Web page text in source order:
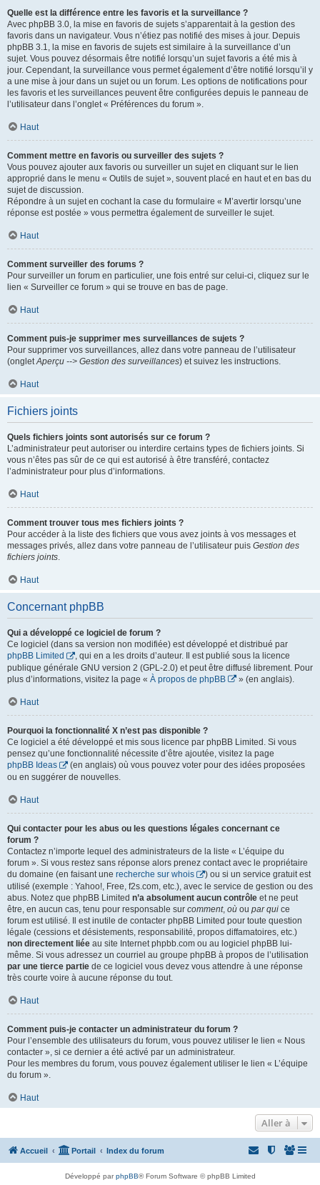
Quelle est la différence entre les favoris et la surveillance ?
Avec phpBB 3.0, la mise en favoris de sujets s’apparentait à la gestion des
favoris dans un navigateur. Vous n’étiez pas notifié des mises à jour. Depuis
phpBB 3.1, la mise en favoris de sujets est similaire à la surveillance d’un
sujet. Vous pouvez désormais être notifié lorsqu’un sujet favoris a été mis à
jour. Cependant, la surveillance vous permet également d’être notifié lorsqu’il y
a une mise à jour dans un sujet ou un forum. Les options de notifications pour
les favoris et les surveillances peuvent être configurées depuis le panneau de
l’utilisateur dans l’onglet « Préférences du forum ».
Haut
Comment mettre en favoris ou surveiller des sujets ?
Vous pouvez ajouter aux favoris ou surveiller un sujet en cliquant sur le lien
approprié dans le menu « Outils de sujet », souvent placé en haut et en bas du
sujet de discussion.
Répondre à un sujet en cochant la case du formulaire « M’avertir lorsqu’une
réponse est postée » vous permettra également de surveiller le sujet.
Haut
Comment surveiller des forums ?
Pour surveiller un forum en particulier, une fois entré sur celui-ci, cliquez sur le
lien « Surveiller ce forum » qui se trouve en bas de page.
Haut
Comment puis-je supprimer mes surveillances de sujets ?
Pour supprimer vos surveillances, allez dans votre panneau de l’utilisateur
(ongletAperçu --> Gestion des surveillances) et suivez les instructions.
Haut
Fichiers joints
Quels fichiers joints sont autorisés sur ce forum ?
L’administrateur peut autoriser ou interdire certains types de fichiers joints. Si
vous n’êtes pas sûr de ce qui est autorisé à être transféré, contactez
l’administrateur pour plus d’informations.
Haut
Comment trouver tous mes fichiers joints ?
Pour accéder à la liste des fichiers que vous avez joints à vos messages et
messages privés, allez dans votre panneau de l’utilisateur puis Gestion des
fichiers joints.
Haut
Concernant phpBB
Qui a développé ce logiciel de forum ?
Ce logiciel (dans sa version non modifiée) est développé et distribué par
phpBB Limited
, qui en a les droits d’auteur. Il est publié sous la licence
publique générale GNU version 2 (GPL-2.0) et peut être diffusé librement. Pour
plus d’informations, visitez la page « À propos de phpBB » (en anglais).
Haut
Pourquoi la fonctionnalité X n’est pas disponible ?
Ce logiciel a été développé et mis sous licence par phpBB Limited. Si vous
pensez qu’une fonctionnalité nécessite d’être ajoutée, visitez la page
phpBB Ideas
(en anglais) où vous pouvez voter pour des idées proposées
ou en suggérer de nouvelles.
Haut
Qui contacter pour les abus ou les questions légales concernant ce
forum ?
Contactez n’importe lequel des administrateurs de la liste « L’équipe du
forum ». Si vous restez sans réponse alors prenez contact avec le propriétaire
du domaine (en faisant une recherche sur whois
) ou si un service gratuit est
utilisé (exemple : Yahoo!, Free, f2s.com, etc.), avec le service de gestion ou des
abus. Notez que phpBB Limited n’a absolument aucun contrôle et ne peut
être, en aucun cas, tenu pour responsable sur comment, où ou par qui ce
forum est utilisé. Il est inutile de contacter phpBB Limited pour toute question
légale (cessions et désistements, responsabilité, propos diffamatoires, etc.)
non directement liée au site Internet phpbb.com ou au logiciel phpBB lui-
même. Si vous adressez un courriel au groupe phpBB à propos de l’utilisation
par une tierce partie de ce logiciel vous devez vous attendre à une réponse
très courte voire à aucune réponse du tout.
Haut
Comment puis-je contacter un administrateur du forum ?
Pour l’ensemble des utilisateurs du forum, vous pouvez utiliser le lien « Nous
contacter », si ce dernier a été activé par un administrateur.
Pour les membres du forum, vous pouvez également utiliser le lien « L’équipe
du forum ».
Haut
Aller à
Accueil Portail Index du forum
Développé parphpBB® Forum Software © phpBB Limited